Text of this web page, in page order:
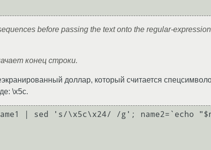
before passing the text onto the regular-
конец строки.
доллар, который считается
\x5c.
| sed 's/\x5c\x24/ /g'; name2=`echo